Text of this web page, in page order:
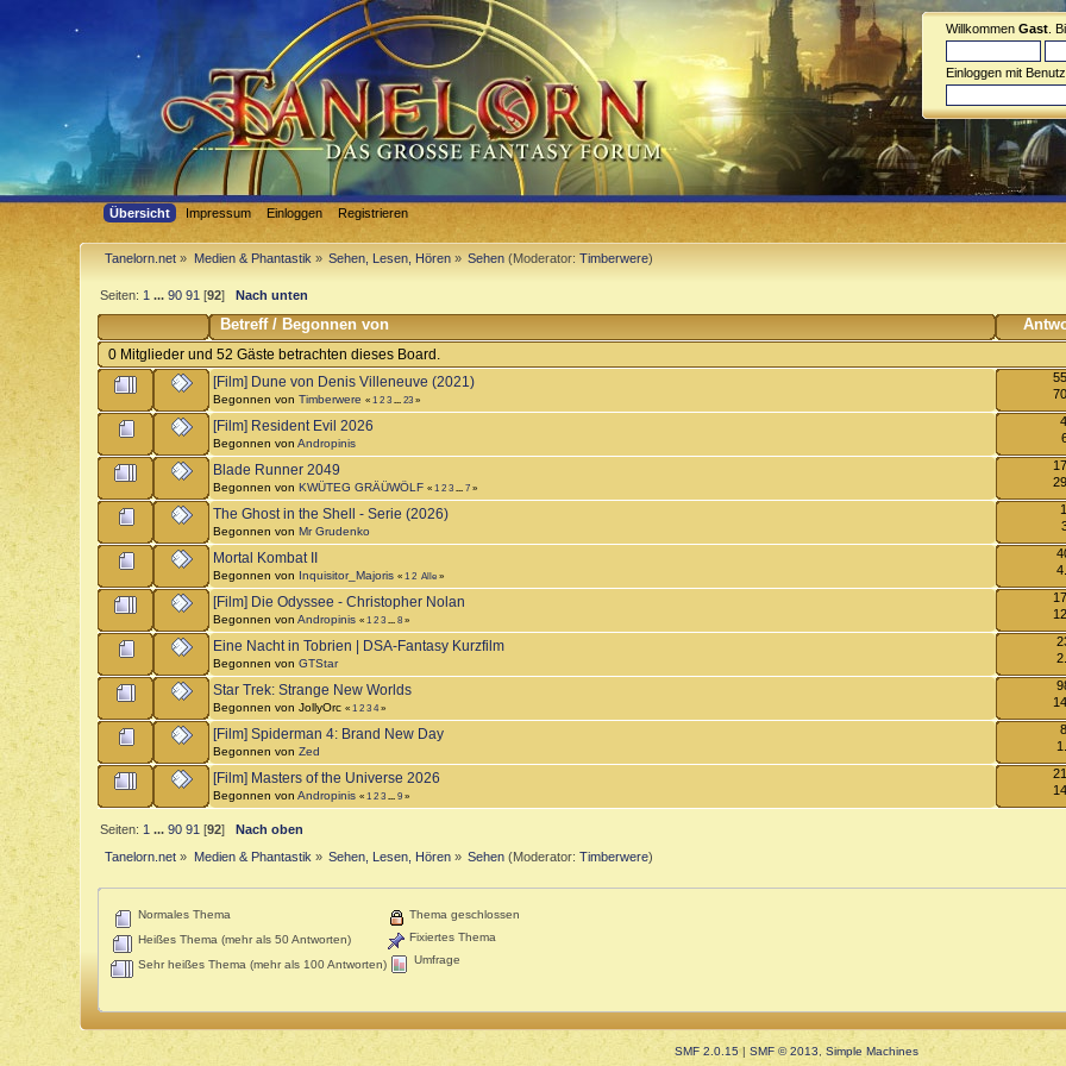
Willkommen Gast .
Einloggen mit
Übersicht Impressum Einloggen Registrieren
Tanelorn.net » Medien & Phantastik » Sehen, Lesen, Hören » Sehen (Moderator:Timberwere)
Seiten: 1 ...90 91 [92]Nach unten
Betreff/Begonnen von
0 Mitglieder und 52 Gäste betrachten dieses Board.
[Film] Dune von Denis Villeneuve (2021)
Begonnen vonTimberwere «1 2 3 ...23 »
[Film] Resident Evil 2026
Begonnen vonAndropinis
Blade Runner 2049
Begonnen vonKWÜTEG GRÄÜWÖLF «1 2 3 ...7 »
The Ghost in the Shell - Serie (2026)
Begonnen vonMr Grudenko
Mortal Kombat II
Begonnen von Inquisitor_Majoris «1 2 Alle »
[Film] Die Odyssee - Christopher Nolan
Begonnen vonAndropinis «1 2 3 ...8 »
Eine Nacht in Tobrien | DSA-Fantasy Kurzfilm
Begonnen vonGTStar
Star Trek: Strange New Worlds
Begonnen von JollyOrc«1 2 3 4»
[Film] Spiderman 4: Brand New Day
Begonnen vonZed
[Film] Masters of the Universe 2026
Begonnen vonAndropinis «1 2 3 ...9 »
Seiten: 1 ...90 91 [92]Nach oben
Tanelorn.net » Medien & Phantastik » Sehen, Lesen, Hören » Sehen (Moderator:Timberwere)
Normales Thema
Heißes Thema (mehr als 50 Antworten)
Sehr heißes Thema (mehr als 100 Antworten)
Thema geschlossen
Fixiertes Thema
Umfrage
SMF 2.0.15| SMF © 2013
Simple Machines